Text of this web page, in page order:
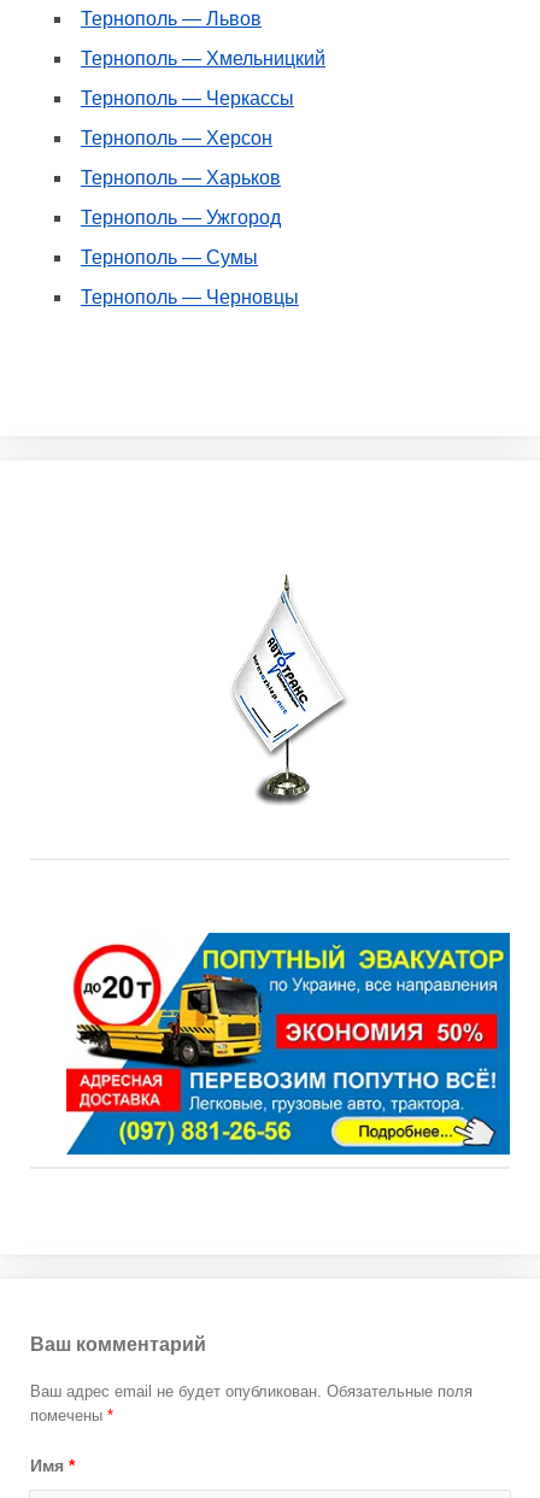
Тернополь — Львов
Тернополь — Хмельницкий
Тернополь — Черкассы
Тернополь — Херсон
Тернополь — Харьков
Тернополь — Ужгород
Тернополь — Сумы
Тернополь — Черновцы
Ваш комментарий
Ваш адрес email не будет опубликован. Обязательные поля
помечены *
Имя *